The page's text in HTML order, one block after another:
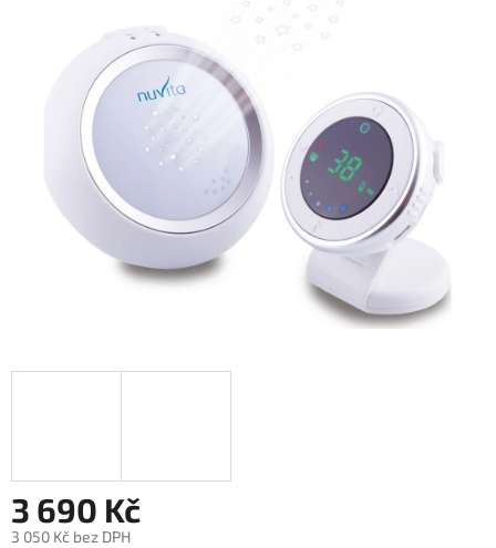
3 690 Kč
3 050 Kč bez DPH